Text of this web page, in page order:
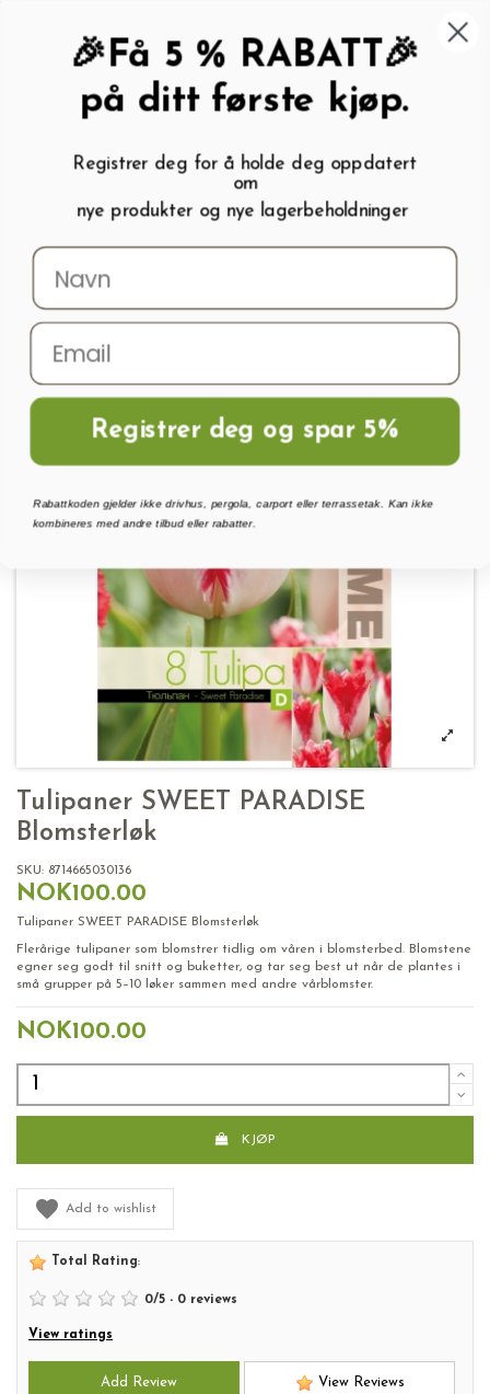
My wishlist ( 0
Menu Søk Logg inn Handlevogn
Hjem
PARADISE Blomsterløk
Tulipaner SWEET PARADISE
Blomsterløk
SKU: 8714665030136
NOK100.00
Tulipaner SWEET PARADISE Blomsterløk
Flerårige tulipaner som blomstrer tidlig om våren i blomsterbed. Blomstene
egner seg godt til snitt og buketter, og tar seg best ut når de plantes i
små grupper på 5–10 løker sammen med andre vårblomster.
NOK100.00
KJØP
Add to wishlist
Total Rating:
0/5 - 0 reviews
View ratings
Add Review View Reviews
🎉Få 5 % RABATT🎉
på ditt første kjøp.
Registrer deg for å holde deg oppdatert
om
nye produkter og nye lagerbeholdninger
Registrer deg og spar 5%
Rabattkoden gjelder ikke drivhus, pergola, carport eller terrassetak. Kan ikke
kombineres med andre tilbud eller rabatter.